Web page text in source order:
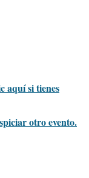
aquí si tienes
otro evento.